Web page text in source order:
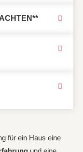
für ein Haus eine